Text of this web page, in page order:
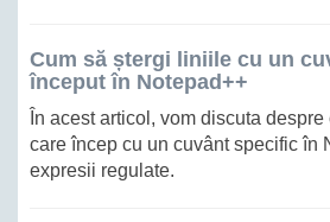
Cum să ștergi liniile cu un
început în Notepad++
În acest articol, vom discuta
care încep cu un cuvânt specific în
expresii regulate.